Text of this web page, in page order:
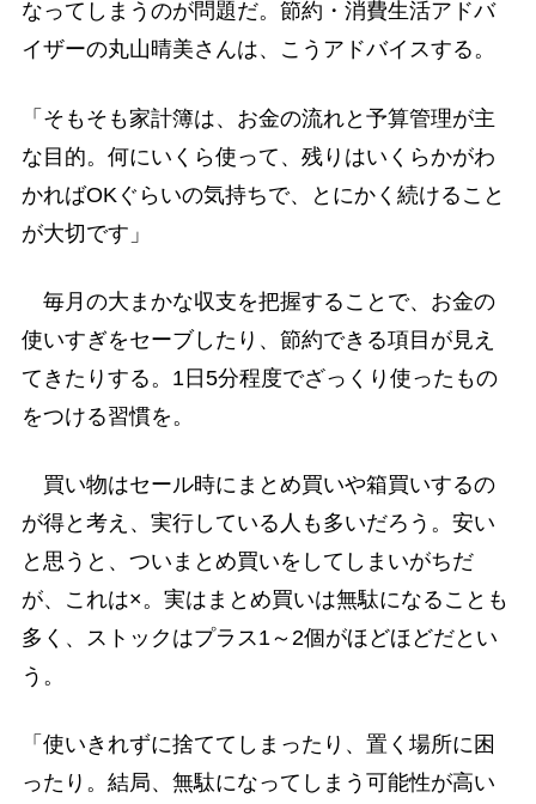
なってしまうのが問題だ。節約・消費生活アドバ
イザーの丸山晴美さんは、こうアドバイスする。
「そもそも家計簿は、お金の流れと予算管理が主
な目的。何にいくら使って、残りはいくらかがわ
かればOKぐらいの気持ちで、とにかく続けること
が大切です」
毎月の大まかな収支を把握することで、お金の
使いすぎをセーブしたり、節約できる項目が見え
てきたりする。1日5分程度でざっくり使ったもの
をつける習慣を。
買い物はセール時にまとめ買いや箱買いするの
が得と考え、実行している人も多いだろう。安い
と思うと、ついまとめ買いをしてしまいがちだ
が、これは×。実はまとめ買いは無駄になることも
多く、ストックはプラス1～2個がほどほどだとい
う。
「使いきれずに捨ててしまったり、置く場所に困
ったり。結局、無駄になってしまう可能性が高い